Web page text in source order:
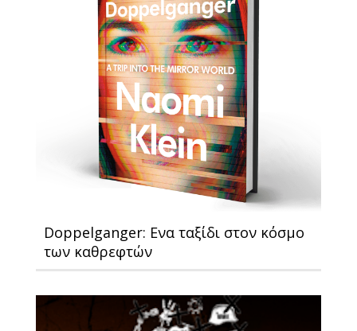
Doppelganger: Ενα ταξίδι στον κόσμο
των καθρεφτών